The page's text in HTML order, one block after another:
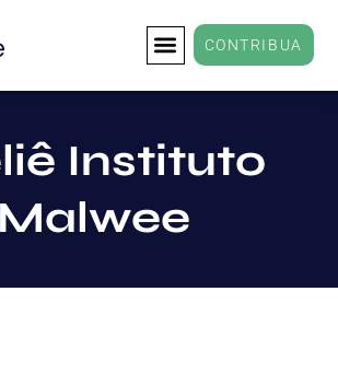
CONTRIBUA
Instituto
Malwee